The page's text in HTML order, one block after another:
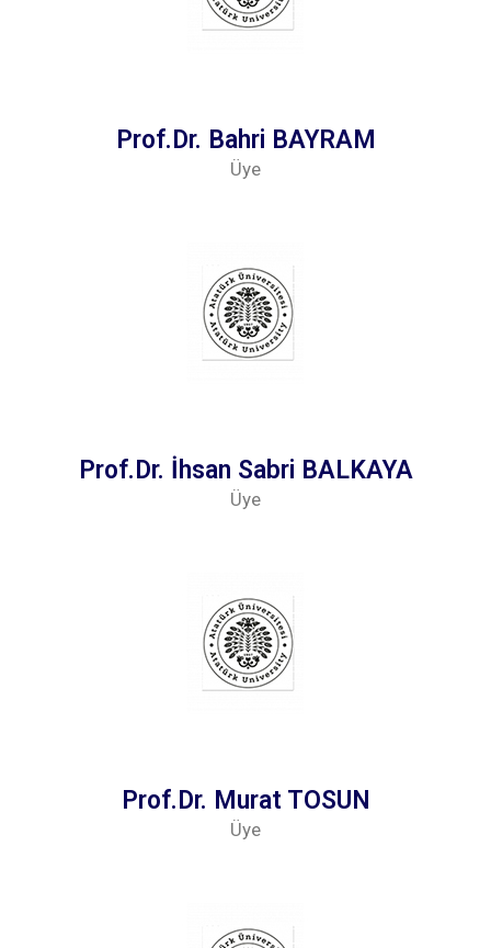
Prof.Dr. Bahri BAYRAM
Üye
Prof.Dr. İhsan Sabri BALKAYA
Üye
Prof.Dr. Murat TOSUN
Üye